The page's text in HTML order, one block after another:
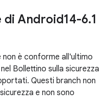
di Android14-6.1
non è conforme all'ultimo
Bollettino sulla sicurezza
Questi branch non
e non sono